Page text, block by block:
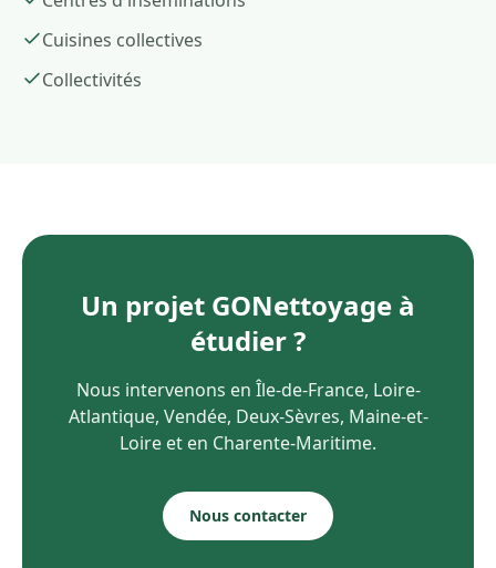
Cuisines collectives
Collectivités
Un projet GONettoyage à
étudier ?
Nous intervenons en Île-de-France, Loire-
Atlantique, Vendée, Deux-Sèvres, Maine-et-
Loire et en Charente-Maritime.
Nous contacter